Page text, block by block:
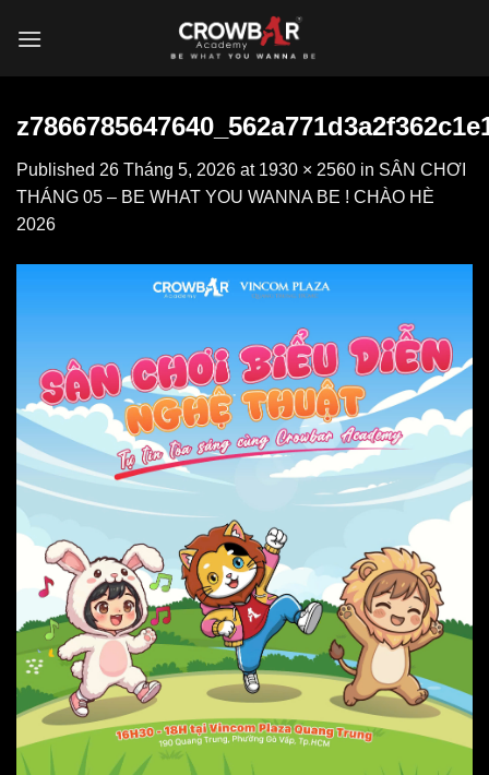
Published 26 Tháng 5, 2026 at 1930 × 2560 in SÂN CHƠI
THÁNG 05 – BE WHAT YOU WANNA BE ! CHÀO HÈ
2026